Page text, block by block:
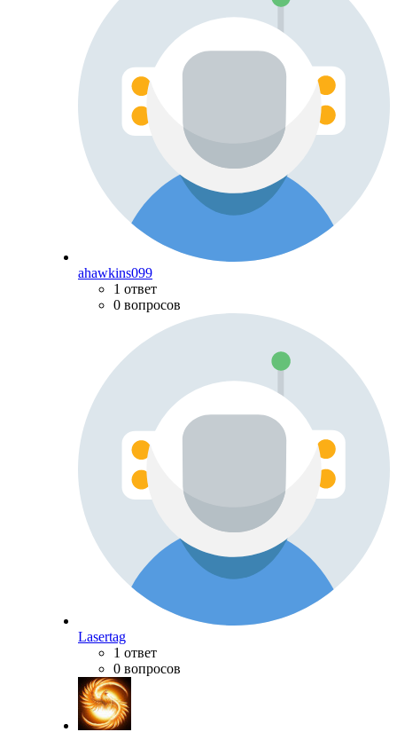
ahawkins099
1 ответ
0 вопросов
Lasertag
1 ответ
0 вопросов